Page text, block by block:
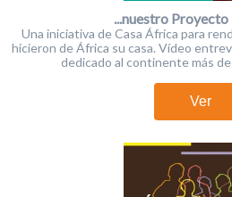
...nuestro
Una iniciativa de Casa África para
hicieron de África su casa. Vídeo
dedicado al continente más
Ver